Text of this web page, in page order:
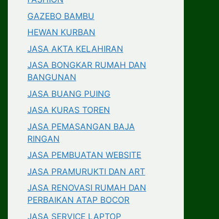
GAZEBO BAMBU
HEWAN KURBAN
JASA AKTA KELAHIRAN
JASA BONGKAR RUMAH DAN
BANGUNAN
JASA BUANG PUING
JASA KURAS TOREN
JASA PEMASANGAN BAJA
RINGAN
JASA PEMBUATAN WEBSITE
JASA PRAMURUKTI DAN ART
JASA RENOVASI RUMAH DAN
PERBAIKAN ATAP BOCOR
JASA SERVICE LAPTOP